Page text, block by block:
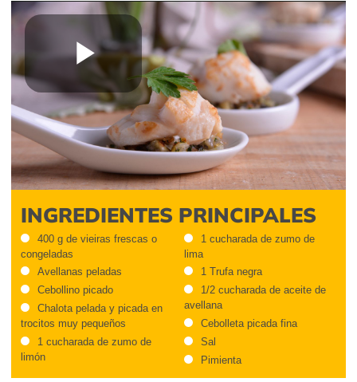
Play
Video
INGREDIENTES PRINCIPALES
400 g de vieiras frescas o
congeladas
Avellanas peladas
Cebollino picado
Chalota pelada y picada en
trocitos muy pequeños
1 cucharada de zumo de
limón
1 cucharada de zumo de
lima
1 Trufa negra
1/2 cucharada de aceite de
avellana
Cebolleta picada fina
Sal
Pimienta